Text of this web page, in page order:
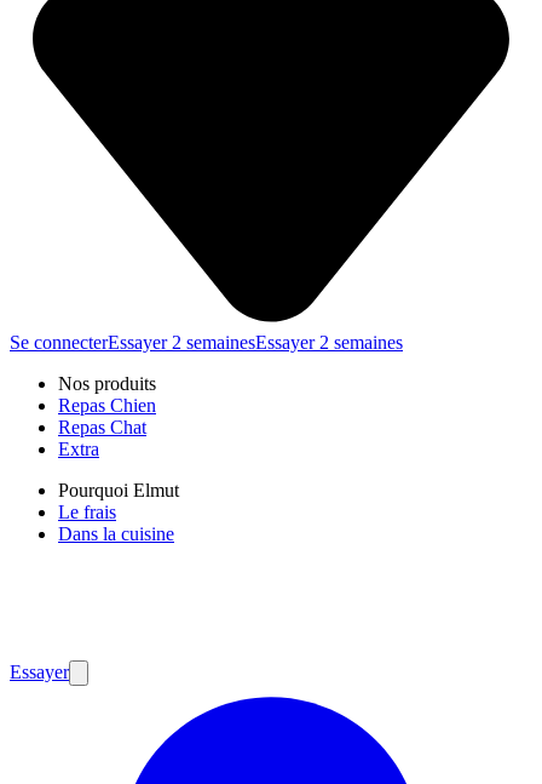
Se connecterEssayer 2 semainesEssayer 2 semaines
Nos produits
Repas Chien
Repas Chat
Extra
Pourquoi Elmut
Le frais
Dans la cuisine
Essayer